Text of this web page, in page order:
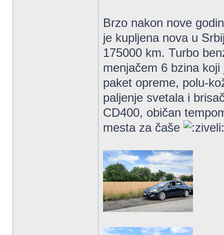
Brzo nakon nove
je kupljena nova u
175000 km. Turbo
menjačem 6 bzina
paket opreme, polu-
paljenje svetala i
CD400, običan
mesta za čaše